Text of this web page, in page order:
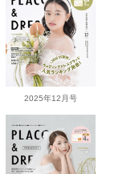
2025年12月号